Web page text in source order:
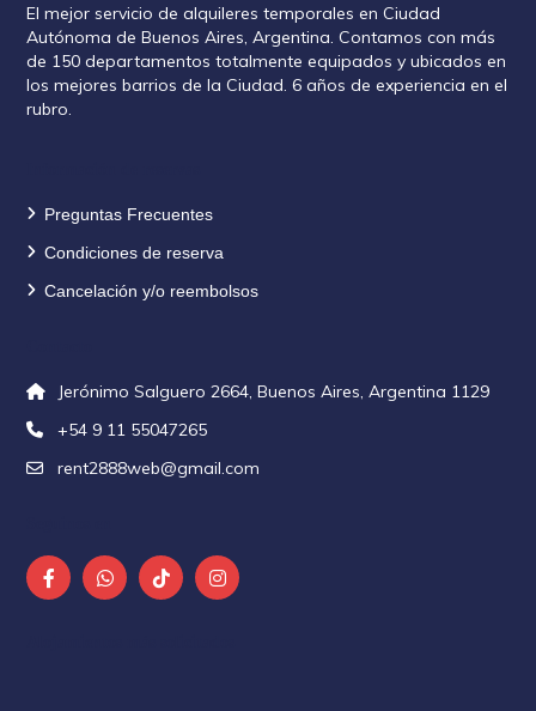
El mejor servicio de alquileres temporales en Ciudad
Autónoma de Buenos Aires, Argentina. Contamos con más
de 150 departamentos totalmente equipados y ubicados en
los mejores barrios de la Ciudad. 6 años de experiencia en el
rubro.
Preguntas Frecuentes
Condiciones de reserva
Cancelación y/o reembolsos
Jerónimo Salguero 2664, Buenos Aires, Argentina 1129
+54 9 11 55047265
rent2888web@gmail.com